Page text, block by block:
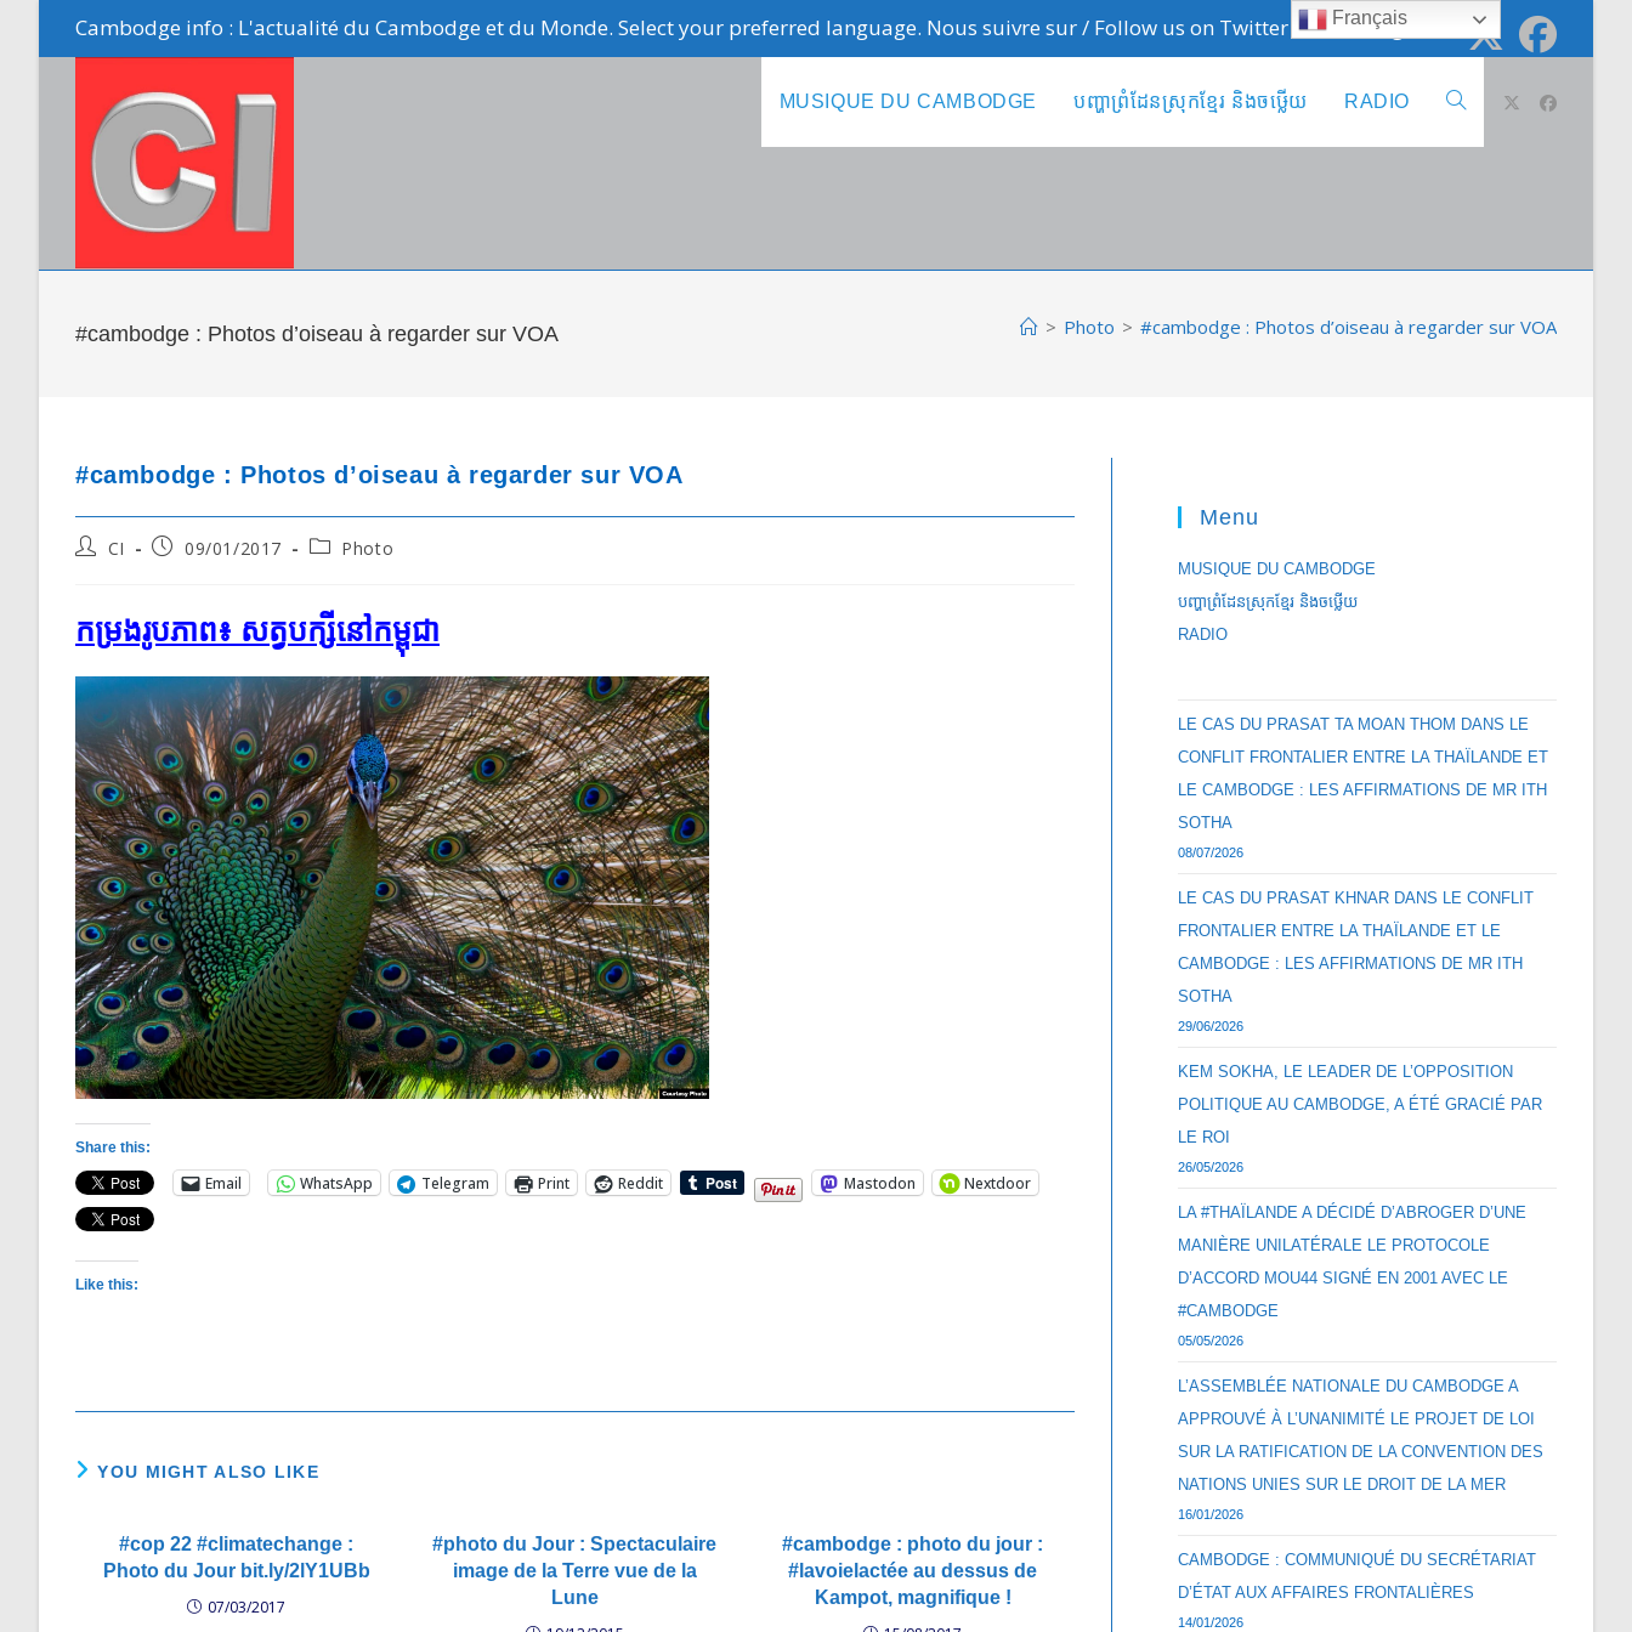
Cambodge info : L'actualité du Cambodge et du Monde. Select your preferred language. Nous suivre sur / Follow us on Twitter @cambodge_info
MUSIQUE DU CAMBODGE បញ្ហាព្រំដែនស្រុកខ្មែរ និងចឞ្លើយ RADIO Toggle
#cambodge : Photos d’oiseau à regarder sur VOA > Photo > #cambodge : Photos d’oiseau à regarder sur VOA
#cambodge : Photos d’oiseau à regarder sur VOA
PostCI
Post09/01/2017
PostPhoto
កម្រងរូបភាព៖​ សត្វបក្សីនៅ​កម្ពុជា
Share this:
Email WhatsApp Telegram Print Reddit Mastodon Nextdoor
Like this:
YOU MIGHT ALSO LIKE
#cop 22 #climatechange :
Photo du Jour bit.ly/2lY1UBb
07/03/2017
#photo du Jour : Spectaculaire
image de la Terre vue de la
Lune
#cambodge : photo du jour :
#lavoielactée au dessus de
Kampot, magnifique !
Menu
MUSIQUE DU CAMBODGE
បញ្ហាព្រំដែនស្រុកខ្មែរ និងចឞ្លើយ
RADIO
LE CAS DU PRASAT TA MOAN THOM DANS LE
CONFLIT FRONTALIER ENTRE LA THAÏLANDE ET
LE CAMBODGE : LES AFFIRMATIONS DE MR ITH
SOTHA
08/07/2026
LE CAS DU PRASAT KHNAR DANS LE CONFLIT
FRONTALIER ENTRE LA THAÏLANDE ET LE
CAMBODGE : LES AFFIRMATIONS DE MR ITH
SOTHA
29/06/2026
KEM SOKHA, LE LEADER DE L’OPPOSITION
POLITIQUE AU CAMBODGE, A ÉTÉ GRACIÉ PAR
LE ROI
26/05/2026
LA #THAÏLANDE A DÉCIDÉ D’ABROGER D’UNE
MANIÈRE UNILATÉRALE LE PROTOCOLE
D’ACCORD MOU44 SIGNÉ EN 2001 AVEC LE
#CAMBODGE
05/05/2026
L’ASSEMBLÉE NATIONALE DU CAMBODGE A
APPROUVÉ À L’UNANIMITÉ LE PROJET DE LOI
SUR LA RATIFICATION DE LA CONVENTION DES
NATIONS UNIES SUR LE DROIT DE LA MER
16/01/2026
CAMBODGE : COMMUNIQUÉ DU SECRÉTARIAT
D’ÉTAT AUX AFFAIRES FRONTALIÈRES
14/01/2026
Français